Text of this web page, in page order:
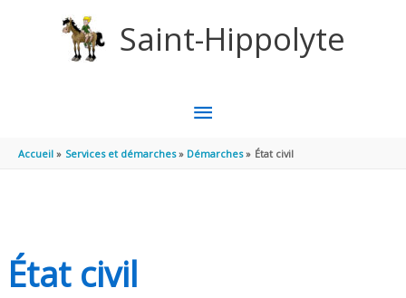
Saint-Hippolyte
MENU
PRINCIPAL
Accueil Services et démarches Démarches État civil
État civil